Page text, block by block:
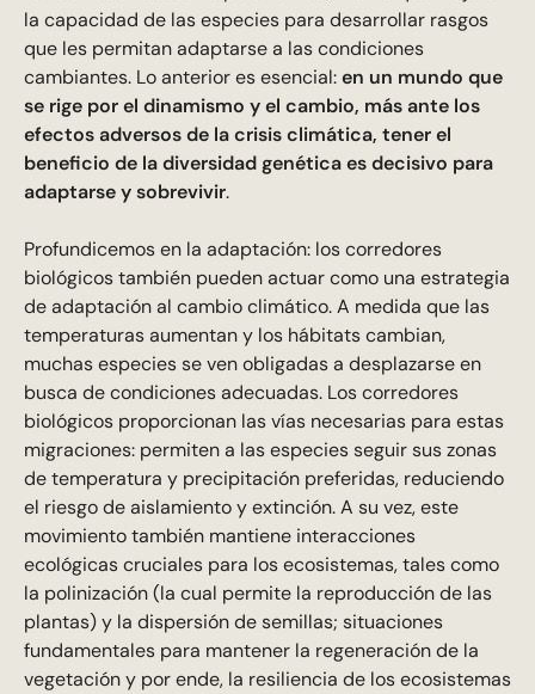
la capacidad de las especies para desarrollar rasgos
que les permitan adaptarse a las condiciones
cambiantes. Lo anterior es esencial:en un mundo que
se rige por el dinamismo y el cambio, más ante los
efectos adversos de la crisis climática, tener el
beneficio de la diversidad genética es decisivo para
adaptarse y sobrevivir.
Profundicemos en la adaptación: los corredores
biológicos también pueden actuar como una estrategia
de adaptación al cambio climático. A medida que las
temperaturas aumentan y los hábitats cambian,
muchas especies se ven obligadas a desplazarse en
busca de condiciones adecuadas. Los corredores
biológicos proporcionan las vías necesarias para estas
migraciones: permiten a las especies seguir sus zonas
de temperatura y precipitación preferidas, reduciendo
el riesgo de aislamiento y extinción. A su vez, este
movimiento también mantiene interacciones
ecológicas cruciales para los ecosistemas, tales como
la polinización (la cual permite la reproducción de las
plantas) y la dispersión de semillas; situaciones
fundamentales para mantener la regeneración de la
vegetación y por ende, la resiliencia de los ecosistemas